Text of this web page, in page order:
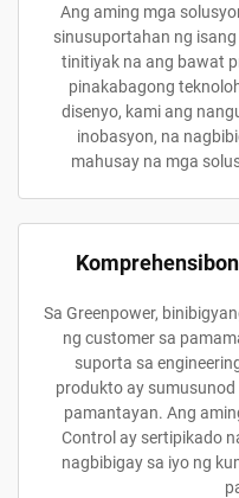
Ang aming mga
sinusuportahan ng
tinitiyak na ang bawat
pinakabagong
disenyo, kami ang
inobasyon, na
mahusay na mga
Sa Greenpower,
ng customer sa
suporta sa
produkto ay
pamantayan. Ang
Control ay sertipikado
nagbibigay sa iyo ng